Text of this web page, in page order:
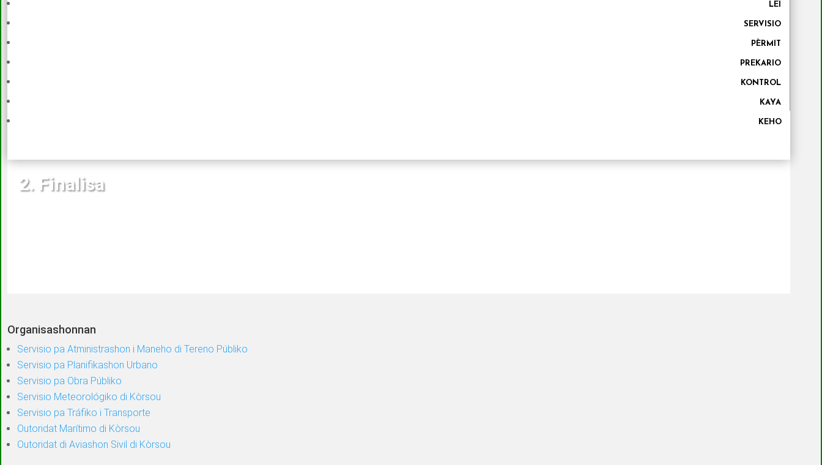
LEI
SERVISIO
PÈRMIT
PREKARIO
KONTROL
KAYA
KEHO
2. Finalisa
Organisashonnan
Servisio pa Atministrashon i Maneho di Tereno Públiko
Servisio pa Planifikashon Urbano
Servisio pa Obra Públiko
Servisio Meteorológiko di Kòrsou
Servisio pa Tráfiko i Transporte
Outoridat Marítimo di Kòrsou
Outoridat di Aviashon Sivil di Kòrsou